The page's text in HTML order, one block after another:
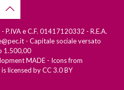
e C.F. 01417120332 - R.E.A.
- Capitale sociale versato
1.500,00
MADE - Icons from
is licensed byCC 3.0 BY